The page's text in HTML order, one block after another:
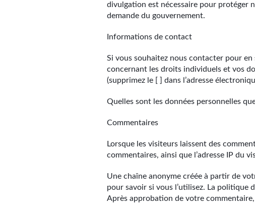
divulgation est nécessaire pour protéger
demande du gouvernement.
Informations de contact
Si vous souhaitez nous contacter pour
concernant les droits individuels et vos
(supprimez le [ ] dans l’adresse
Quelles sont les données personnelles
Commentaires
Lorsque les visiteurs laissent des
commentaires, ainsi que l’adresse IP du
Une chaîne anonyme créée à partir de
pour savoir si vous l’utilisez. La
Après approbation de votre